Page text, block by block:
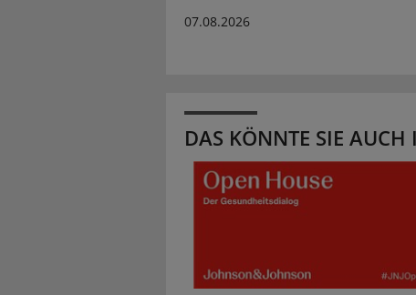
07.08.2026
DAS KÖNNTE SIE AUCH